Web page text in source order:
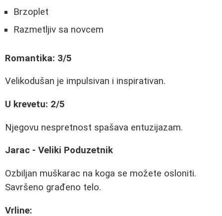
Brzoplet
Razmetljiv sa novcem
Romantika: 3/5
Velikodušan je impulsivan i inspirativan.
U krevetu: 2/5
Njegovu nespretnost spašava entuzijazam.
Jarac - Veliki Poduzetnik
Ozbiljan muškarac na koga se možete osloniti.
Savršeno građeno telo.
Vrline: